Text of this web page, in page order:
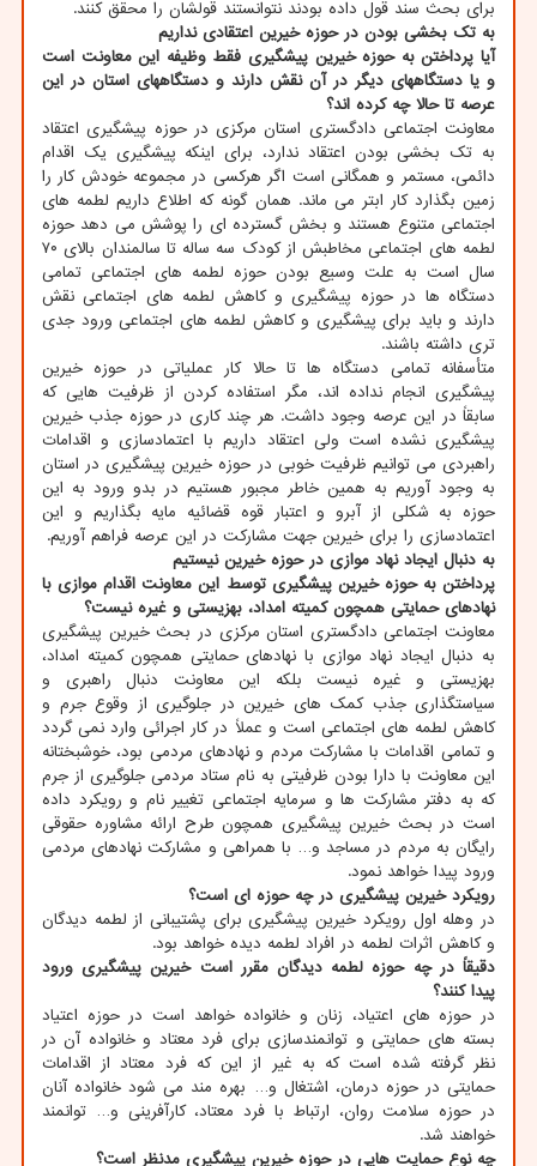
برای بحث سند قول داده بودند نتوانستند قولشان را محقق کنند.
به تک بخشی بودن در حوزه خیرین اعتقادی نداریم
آیا پرداختن به حوزه خیرین پیشگیری فقط وظیفه این معاونت است
و یا دستگاههای دیگر در آن نقش دارند و دستگاههای استان در این
عرصه تا حالا چه کرده اند؟
معاونت اجتماعی دادگستری استان مرکزی در حوزه پیشگیری اعتقاد
به تک بخشی بودن اعتقاد ندارد، برای اینکه پیشگیری یک اقدام
دائمی، مستمر و همگانی است اگر هرکسی در مجموعه خودش کار را
زمین بگذارد کار ابتر می ماند. همان گونه که اطلاع داریم لطمه های
اجتماعی متنوع هستند و بخش گسترده ای را پوشش می دهد حوزه
لطمه های اجتماعی مخاطبش از کودک سه ساله تا سالمندان بالای ۷۰
سال است به علت وسیع بودن حوزه لطمه های اجتماعی تمامی
دستگاه ها در حوزه پیشگیری و کاهش لطمه های اجتماعی نقش
دارند و باید برای پیشگیری و کاهش لطمه های اجتماعی ورود جدی
تری داشته باشند.
متأسفانه تمامی دستگاه ها تا حالا کار عملیاتی در حوزه خیرین
پیشگیری انجام نداده اند، مگر استفاده کردن از ظرفیت هایی که
سابقاً در این عرصه وجود داشت. هر چند کاری در حوزه جذب خیرین
پیشگیری نشده است ولی اعتقاد داریم با اعتمادسازی و اقدامات
راهبردی می توانیم ظرفیت خوبی در حوزه خیرین پیشگیری در استان
به وجود آوریم به همین خاطر مجبور هستیم در بدو ورود به این
حوزه به شکلی از آبرو و اعتبار قوه قضائیه مایه بگذاریم و این
اعتمادسازی را برای خیرین جهت مشارکت در این عرصه فراهم آوریم.
به دنبال ایجاد نهاد موازی در حوزه خیرین نیستیم
پرداختن به حوزه خیرین پیشگیری توسط این معاونت اقدام موازی با
نهادهای حمایتی همچون کمیته امداد، بهزیستی و غیره نیست؟
معاونت اجتماعی دادگستری استان مرکزی در بحث خیرین پیشگیری
به دنبال ایجاد نهاد موازی با نهادهای حمایتی همچون کمیته امداد،
بهزیستی و غیره نیست بلکه این معاونت دنبال راهبری و
سیاستگذاری جذب کمک های خیرین در جلوگیری از وقوع جرم و
کاهش لطمه های اجتماعی است و عملاً در کار اجرائی وارد نمی گردد
و تمامی اقدامات با مشارکت مردم و نهادهای مردمی بود، خوشبختانه
این معاونت با دارا بودن ظرفیتی به نام ستاد مردمی جلوگیری از جرم
که به دفتر مشارکت ها و سرمایه اجتماعی تغییر نام و رویکرد داده
است در بحث خیرین پیشگیری همچون طرح ارائه مشاوره حقوقی
رایگان به مردم در مساجد و… با همراهی و مشارکت نهادهای مردمی
ورود پیدا خواهد نمود.
رویکرد خیرین پیشگیری در چه حوزه ای است؟
در وهله اول رویکرد خیرین پیشگیری برای پشتیبانی از لطمه دیدگان
و کاهش اثرات لطمه در افراد لطمه دیده خواهد بود.
دقیقاً در چه حوزه لطمه دیدگان مقرر است خیرین پیشگیری ورود
پیدا کنند؟
در حوزه های اعتیاد، زنان و خانواده خواهد است در حوزه اعتیاد
بسته های حمایتی و توانمندسازی برای فرد معتاد و خانواده آن در
نظر گرفته شده است که به غیر از این که فرد معتاد از اقدامات
حمایتی در حوزه درمان، اشتغال و… بهره مند می شود خانواده آنان
در حوزه سلامت روان، ارتباط با فرد معتاد، کارآفرینی و… توانمند
خواهند شد.
چه نوع حمایت هایی در حوزه خیرین پیشگیری مدنظر است؟